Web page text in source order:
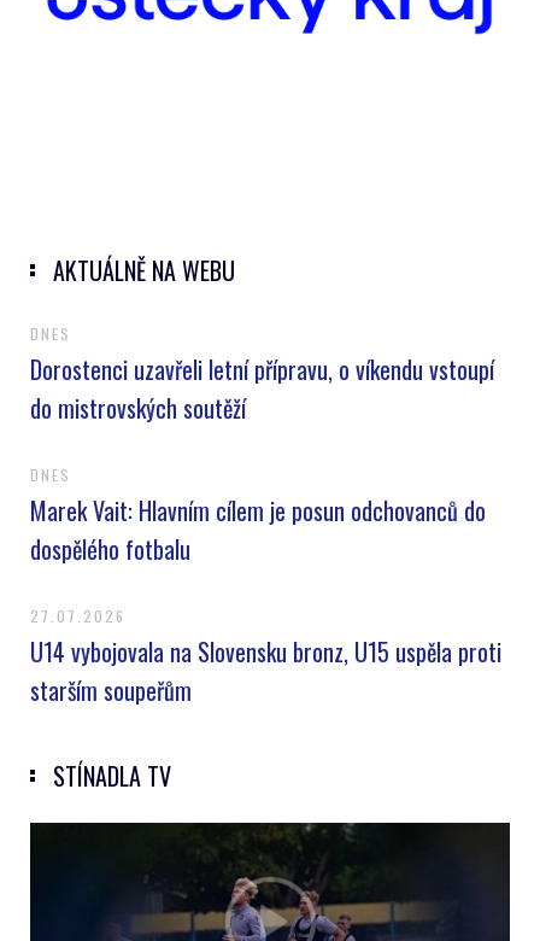
AKTUÁLNĚ NA WEBU
DNES
Dorostenci uzavřeli letní přípravu, o víkendu vstoupí
do mistrovských soutěží
DNES
Marek Vait: Hlavním cílem je posun odchovanců do
dospělého fotbalu
27.07.2026
U14 vybojovala na Slovensku bronz, U15 uspěla proti
starším soupeřům
STÍNADLA TV